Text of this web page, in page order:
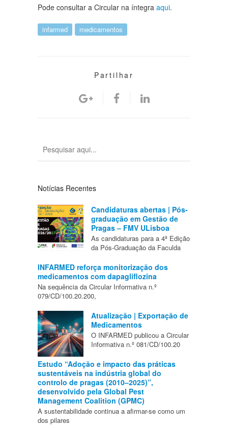
Pode consultar a Circular na íntegra aqui.
infarmed medicamentos
Partilhar
Notícias Recentes
Candidaturas abertas | Pós-
graduação em Gestão de
Pragas – FMV ULisboa
As candidaturas para a 4ª Edição
da Pós-Graduação da Faculda
INFARMED reforça monitorização dos
medicamentos com dapagliflozina
Na sequência da Circular Informativa n.º
079/CD/100.20.200,
Atualização | Exportação de
Medicamentos
O INFARMED publicou a Circular
Informativa n.º 081/CD/100.20
Estudo “Adoção e impacto das práticas
sustentáveis na indústria global do
controlo de pragas (2010–2025)”,
desenvolvido pela Global Pest
Management Coalition (GPMC)
A sustentabilidade continua a afirmar-se como um
dos pilares